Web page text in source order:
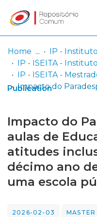
Communities
& Collections
Entities
Statistics
Log
In
(current)
Home
IP -
IP - ISEITA -
Publication
Impacto do
aulas de
atitudes
décimo ano
uma escola
2026-02-03 MASTER